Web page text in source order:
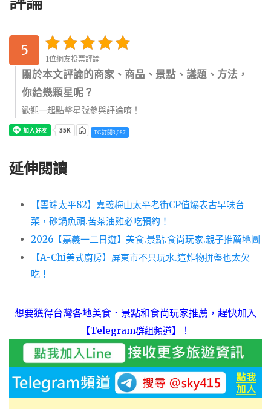
5
1位網友投票評論
關於本文評論的商家、商品、景點、議題、方法，
你給幾顆星呢？
歡迎一起點擊星號參與評論唷！
TG訂閱3,087
延伸閱讀
【雲端太平82】嘉義梅山太平老街CP值爆表古早味台
菜，砂鍋魚頭.苦茶油雞必吃預約！
2026【嘉義一二日遊】美食.景點.食尚玩家.親子推薦地圖
【A-Chi美式廚房】屏東市不只玩水.這炸物拼盤也太欠
吃！
想要獲得台灣各地美食．景點和食尚玩家推薦，趕快加入
【Telegram群組頻道】 ！